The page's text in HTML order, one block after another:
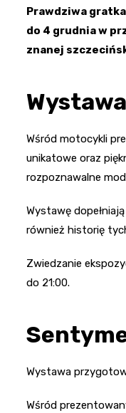
Prawdziwa
do 4 grudnia w
znanej
Wśród motocykli
unikatowe oraz
rozpoznawalne
Wystawę
również historię
Zwiedzanie
do 21:00.
Wystawa
Wśród